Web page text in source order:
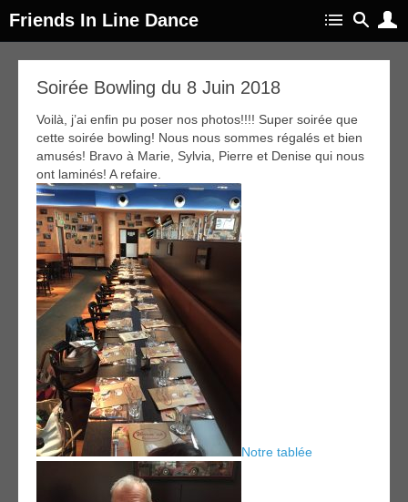
Friends In Line Dance
Soirée Bowling du 8 Juin 2018
Voilà, j’ai enfin pu poser nos photos!!!! Super soirée que
cette soirée bowling! Nous nous sommes régalés et bien
amusés! Bravo à Marie, Sylvia, Pierre et Denise qui nous
ont laminés! A refaire.
Notre tablée